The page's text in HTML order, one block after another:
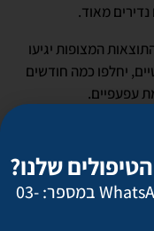
מאוד.
המצופות יגיעו
יחלפו כמה חודשים
עפעפיים.
ניתוח להרמת
שלנו?
אפשר לדבר איתנו בטלפון או ב-WhatsApp במספר: 03-